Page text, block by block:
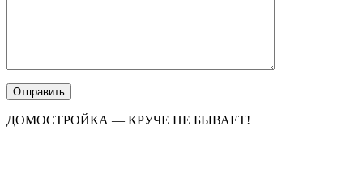
ДОМОСТРОЙКА — КРУЧЕ НЕ БЫВАЕТ!